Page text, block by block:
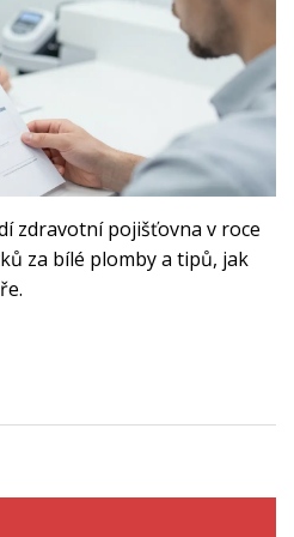
zdravotní pojišťovna v roce
za bílé plomby a tipů, jak